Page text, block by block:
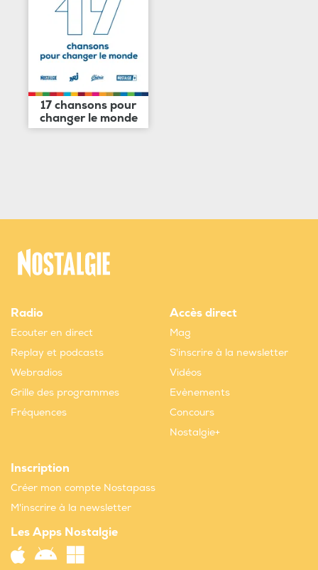
17 chansons pour
changer le monde
Radio
Ecouter en direct
Replay et podcasts
Webradios
Grille des programmes
Fréquences
Accès direct
Mag
S'inscrire à la newsletter
Vidéos
Evènements
Concours
Nostalgie+
Inscription
Créer mon compte Nostapass
M'inscrire à la newsletter
Les Apps Nostalgie